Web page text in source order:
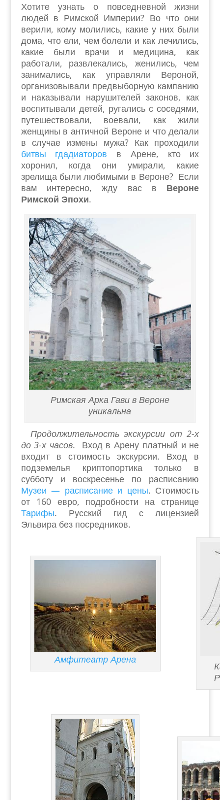
Хотите узнать о повседневной жизни
людей в Римской Империи? Во что они
верили, кому молились, какие у них были
дома, что ели, чем болели и как лечились,
какие были врачи и медицина, как
работали, развлекались, женились, чем
занимались, как управляли Вероной,
организовывали предвыборную кампанию
и наказывали нарушителей законов, как
воспитывали детей, ругались с соседями,
путешествовали, воевали, как жили
женщины в античной Вероне и что делали
в случае измены мужа? Как проходили
битвы гдадиаторов в Арене, кто их
хоронил, когда они умирали, какие
зрелища были любимыми в Вероне? Если
вам интересно, жду вас в Вероне
Римской Эпохи.
Римская Арка Гави в Вероне
уникальна
Продолжительность экскурсии от 2-х
до 3-х часов. Вход в Арену платный и не
входит в стоимость экскурсии. Вход в
подземелья криптопортика только в
субботу и воскресенье по расписанию
Музеи — расписание и цены. Стоимость
от 160 евро, подробности на странице
Тарифы. Русский гид с лицензией
Эльвира без посредников.
Амфитеатр Арена